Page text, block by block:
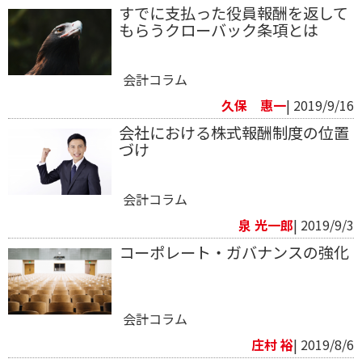
すでに支払った役員報酬を返して
もらうクローバック条項とは
会計コラム
久保 惠一| 2019/9/16
会社における株式報酬制度の位置
づけ
会計コラム
泉 光一郎| 2019/9/3
コーポレート・ガバナンスの強化
会計コラム
庄村 裕| 2019/8/6